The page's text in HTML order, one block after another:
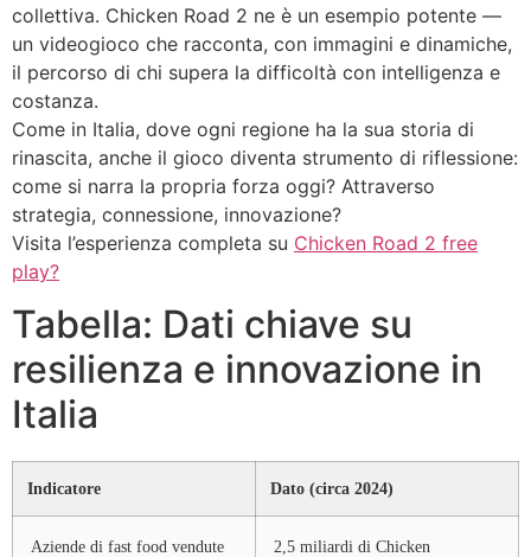
collettiva. Chicken Road 2 ne è un esempio potente —
un videogioco che racconta, con immagini e dinamiche,
il percorso di chi supera la difficoltà con intelligenza e
costanza.
Come in Italia, dove ogni regione ha la sua storia di
rinascita, anche il gioco diventa strumento di riflessione:
come si narra la propria forza oggi? Attraverso
strategia, connessione, innovazione?
Visita l’esperienza completa su Chicken Road 2 free
play?
Tabella: Dati chiave su
resilienza e innovazione in
Italia
Indicatore Dato (circa 2024)
Aziende di fast food vendute
2,5 miliardi di Chicken